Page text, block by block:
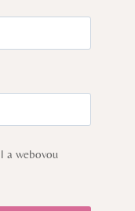
a webovou